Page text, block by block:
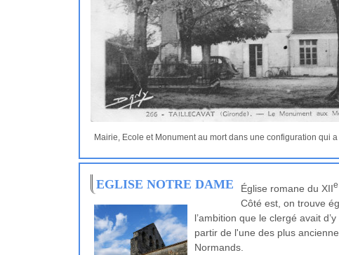
Mairie, Ecole et Monument au mort dans une configuration qui
EGLISE NOTRE DAME Église romane du XIIe
Côté est, on trouve
l’ambition que le clergé avait
partir de l'une des plus
Normands.